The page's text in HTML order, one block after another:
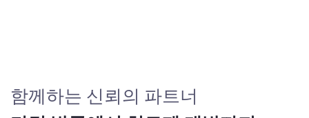
함께하는 신뢰의 파트너